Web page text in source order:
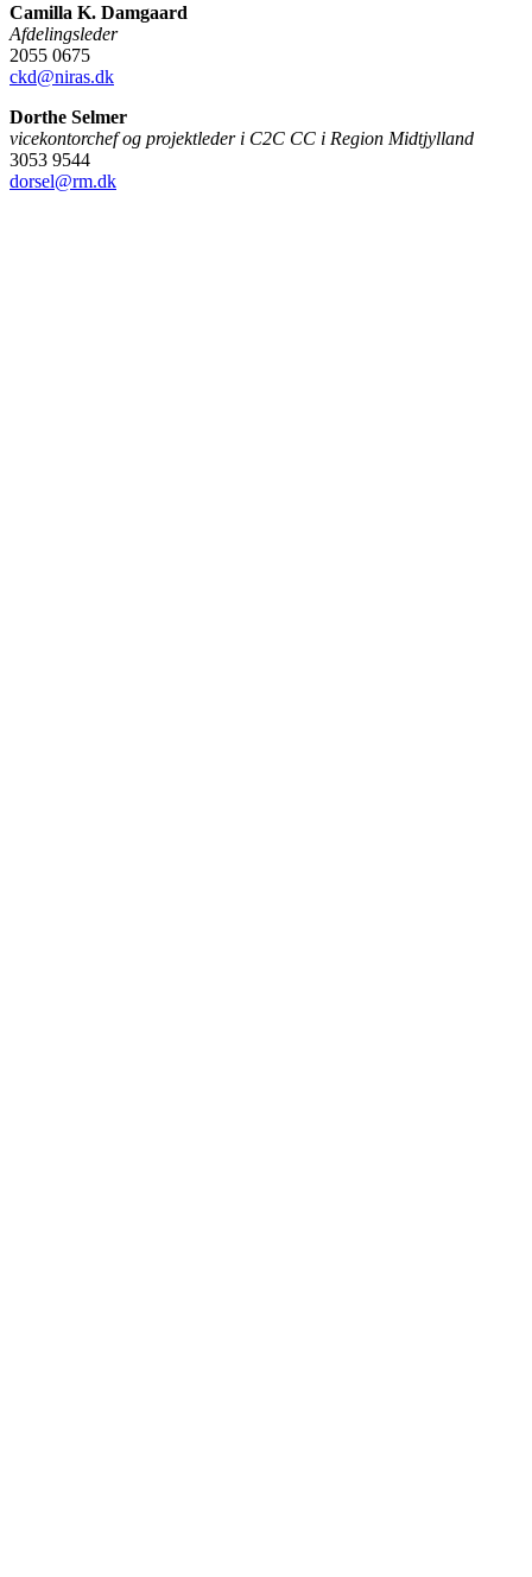
Camilla K. Damgaard
Afdelingsleder
2055 0675
ckd@niras.dk
Dorthe Selmer
vicekontorchef og projektleder i C2C CC i Region Midtjylland
3053 9544
dorsel@rm.dk